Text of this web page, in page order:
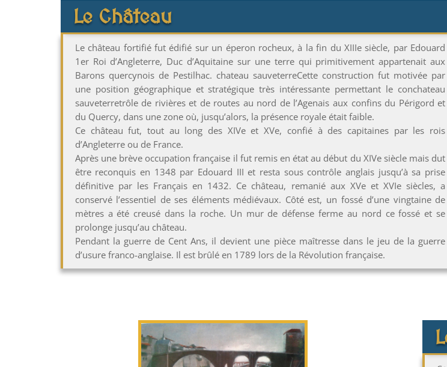
Le Château
Le château fortifié fut édifié sur un éperon rocheux, à la fin du XIIIe siècle, par Edouard
1er Roi d’Angleterre, Duc d’Aquitaine sur une terre qui primitivement appartenait aux
Barons quercynois de Pestilhac. chateau sauveterreCette construction fut motivée par
une position géographique et stratégique très intéressante permettant le conchateau
sauveterretrôle de rivières et de routes au nord de l’Agenais aux confins du Périgord et
du Quercy, dans une zone où, jusqu’alors, la présence royale était faible.
Ce château fut, tout au long des XIVe et XVe, confié à des capitaines par les rois
d’Angleterre ou de France.
Après une brève occupation française il fut remis en état au début du XIVe siècle mais dut
être reconquis en 1348 par Edouard III et resta sous contrôle anglais jusqu’à sa prise
définitive par les Français en 1432. Ce château, remanié aux XVe et XVIe siècles, a
conservé l’essentiel de ses éléments médiévaux. Côté est, un fossé d’une vingtaine de
mètres a été creusé dans la roche. Un mur de défense ferme au nord ce fossé et se
prolonge jusqu’au château.
Pendant la guerre de Cent Ans, il devient une pièce maîtresse dans le jeu de la guerre
d’usure franco-anglaise. Il est brûlé en 1789 lors de la Révolution française.